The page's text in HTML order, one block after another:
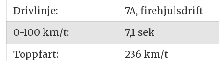
Drivlinje:
7A, firehjulsdrift
0-100 km/t:
7,1 sek
Toppfart:
236 km/t